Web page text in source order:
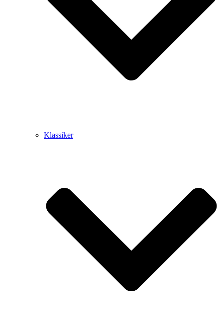
Klassiker